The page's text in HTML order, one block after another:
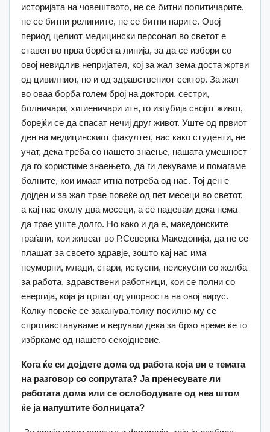
историјата на човештвото, не се битни политичарите,
не се битни религиите, не се битни парите. Овој
период целиот медицински персонал во светот е
ставен во прва борбена линија, за да се избори со
овој невидлив непријател, кој за жал зема доста жртви
од цивилниот, но и од здравствениот сектор. За жал
во оваа борба голем број на доктори, сестри,
болничари, хигиеничари итн, го изгубија својот живот,
борејќи се да спасат нечиј друг живот. Уште од првиот
ден на медицинскиот факултет, нас како студенти, не
учат, дека треба со нашето знаење, нашата умешност
да го користиме знаењето, да ги лекуваме и помагаме
болните, кои имаат итна потреба од нас. Тој ден е
дојден и за жал трае повеќе од пет месеци во светот,
а кај нас околу два месеци, а се надевам дека нема
да трае уште долго. Но како и да е, македонските
граѓани, кои живеат во Р.Северна Македонија, да не се
плашат за своето здравје, зошто кај нас има
неуморни, млади, стари, искусни, неискусни со желба
за работа, здравствени работници, кои се полни со
енергија, која ја црпат од упорноста на овој вирус.
Колку повеќе се заканува,толку посилно му се
спротивставуваме и верувам дека за брзо време ќе го
избркаме од нашето секојдневие.
Кога ќе си дојдете дома од работа која ви е темата
на разговор со сопругата? Ја пренесувате ли
работата дома или се ослободувате од неа штом
ќе ја напуштите болницата?